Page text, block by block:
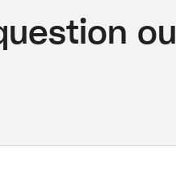
ou